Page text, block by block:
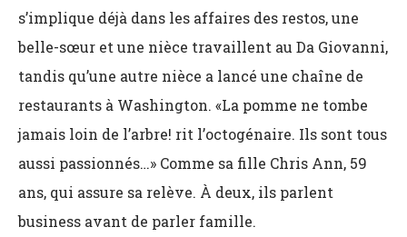
s’implique déjà dans les affaires des restos, une
belle-sœur et une nièce travaillent au Da Giovanni,
tandis qu’une autre nièce a lancé une chaîne de
restaurants à Washington. «La pomme ne tombe
jamais loin de l’arbre! rit l’octogénaire. Ils sont tous
aussi passionnés…» Comme sa fille Chris Ann, 59
ans, qui assure sa relève. À deux, ils parlent
business avant de parler famille.